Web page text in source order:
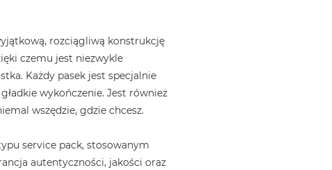
rozciągliwą konstrukcję
czemu jest niezwykle
Każdy pasek jest specjalnie
wykończenie. Jest również
wszędzie, gdzie chcesz.
service pack, stosowanym
autentyczności, jakości oraz